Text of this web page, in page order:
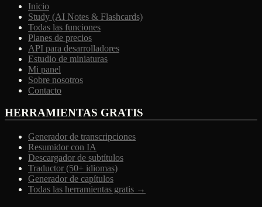
Inicio
Study (AI Notes & Flashcards)
Todas las funciones
Planes de precios
API para desarrolladores
Estudio de miniaturas
Mi panel
Sobre nosotros
Contacto
HERRAMIENTAS GRATIS
Generador de transcripciones
Resumidor con IA
Descargador de subtítulos
Traductor (50+ idiomas)
Generador de capítulos
Todas las herramientas gratis →